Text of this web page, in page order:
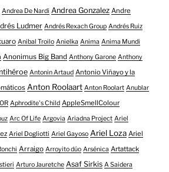
Andrea De Nardi Andrea Gonzalez Andre
Ludmer Andrés Rexach Group Andrés Ruiz
Anibal Troilo Anielka Anima Anima Mundi
Anonimus Big Band Anthony Garone Anthony
Antonin Artaud Antonio Viñayo y la
Anton Roolaart Anton Roolart Anublar
Aphrodite's Child AppleSmellColour
Arc Of Life Argovia Ariadna Project Ariel
Ariel Dogliotti Ariel Gayoso Ariel Loza Ariel
Arraigo Arroyito dúo Arsénica Artattack
Arturo Jauretche Asaf Sirkis A Saidera